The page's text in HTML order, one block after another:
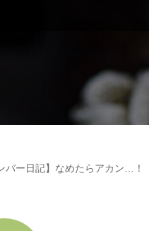
バー日記】なめたらアカン…！